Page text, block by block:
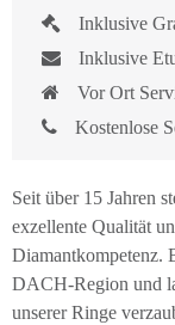
Inklusive
Inklusive
Vor Ort
Kostenlose
Seit über 15 Jahren
exzellente Qualität
Diamantkompetenz.
DACH-Region und
unserer Ringe